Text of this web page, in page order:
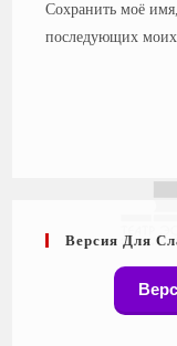
Сохранить моё
последующих
Версия Для